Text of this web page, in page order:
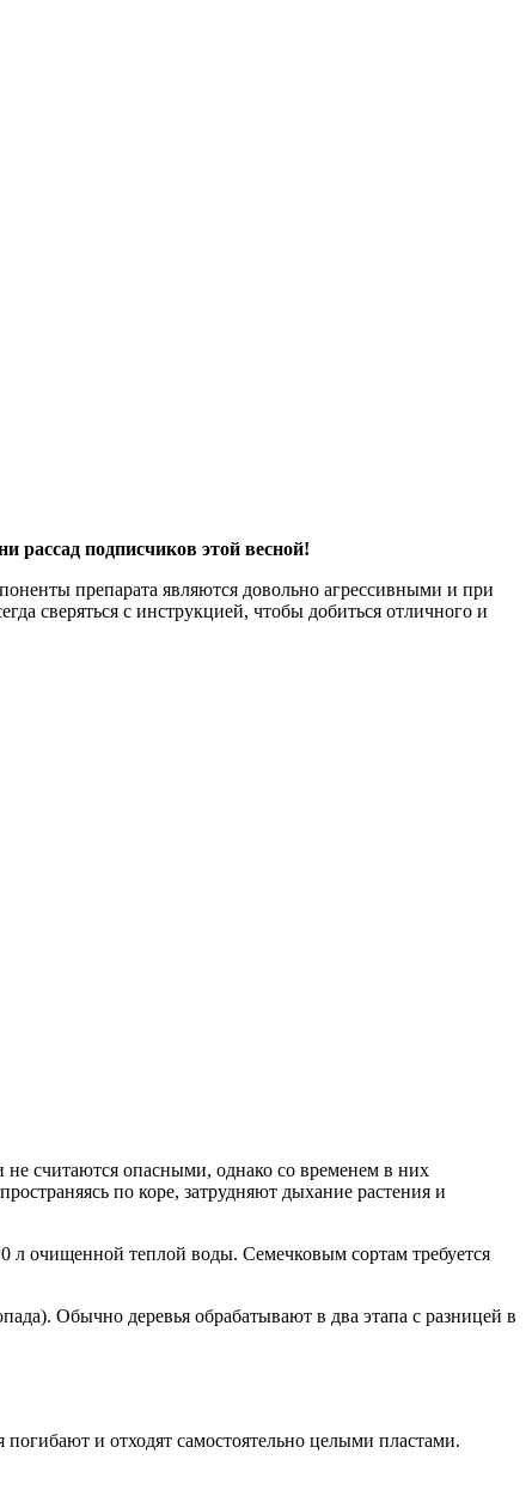
рассад подписчиков этой весной!
препарата являются довольно агрессивными и при
сверяться с инструкцией, чтобы добиться отличного и
считаются опасными, однако со временем в них
по коре, затрудняют дыхание растения и
л очищенной теплой воды. Семечковым сортам требуется
Обычно деревья обрабатывают в два этапа с разницей в
и отходят самостоятельно целыми пластами.